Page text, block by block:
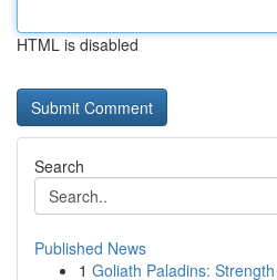
HTML is disabled
Search
Published News
1 Goliath Paladins: